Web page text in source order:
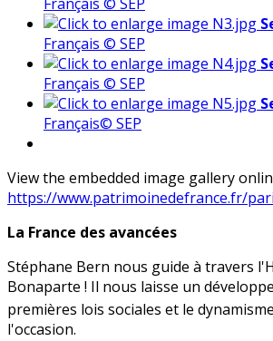
Français © SEP
Français © SEP
Français© SEP
View the embedded image gallery
https://www.patrimoinedefrance.fr/
La France des avancées
Stéphane Bern nous guide à travers
Bonaparte ! Il nous laisse un
premières lois sociales et le
l'occasion.